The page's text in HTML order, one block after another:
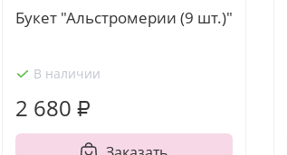
Букет "Альстромерии (9 шт.)"
В наличии
2 680 ₽